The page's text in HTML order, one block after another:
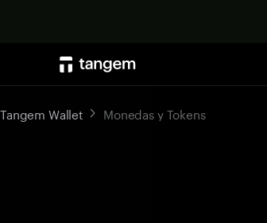
Tangem Wallet Monedas y Tokens